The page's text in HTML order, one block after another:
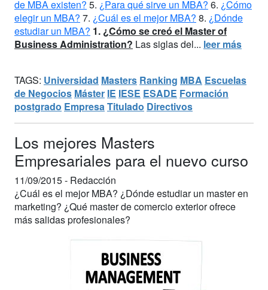
de MBA existen? 5. ¿Para qué sirve un MBA? 6. ¿Cómo
elegir un MBA? 7. ¿Cuál es el mejor MBA? 8. ¿Dónde
estudiar un MBA? 1. ¿Cómo se creó el Master of
Business Administration? Las siglas del... leer más
TAGS: Universidad Masters Ranking MBA Escuelas
de Negocios Máster IE IESE ESADE Formación
postgrado Empresa Titulado Directivos
Los mejores Masters
Empresariales para el nuevo curso
11/09/2015 - Redacción
¿Cuál es el mejor MBA? ¿Dónde estudiar un master en
marketing? ¿Qué master de comercio exterior ofrece
más salidas profesionales?